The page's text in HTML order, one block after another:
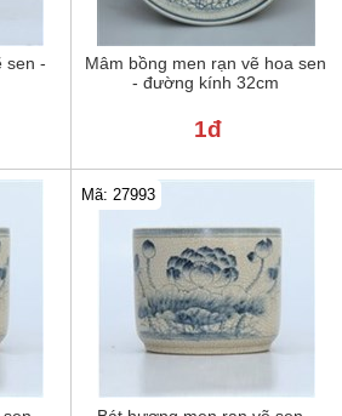
sen -
Mâm bồng men rạn vẽ hoa sen
- đường kính 32cm
1đ
Mã: 27993